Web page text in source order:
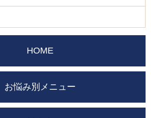
HOME
お悩み別メニュー